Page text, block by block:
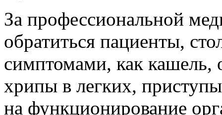
За профессиональной
обратиться пациенты,
симптомами, как кашель,
хрипы в легких,
на функционирование